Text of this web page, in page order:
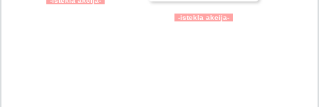
-istekla akcija-